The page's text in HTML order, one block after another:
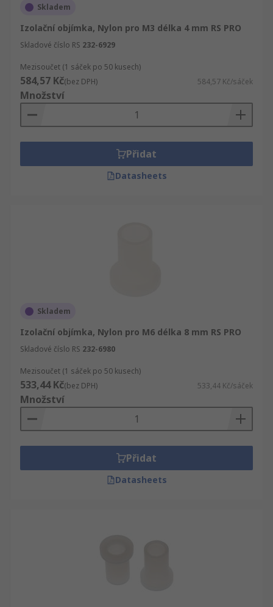
Skladem
Izolační objímka, Nylon pro M3 délka 4 mm RS PRO
Skladové číslo RS 232-6929
Mezisoučet (1 sáček po 50 kusech)
584,57 Kč(bez DPH) 584,57 Kč/sáček
Množství
Přidat
Datasheets
Skladem
Izolační objímka, Nylon pro M6 délka 8 mm RS PRO
Skladové číslo RS 232-6980
Mezisoučet (1 sáček po 50 kusech)
533,44 Kč(bez DPH) 533,44 Kč/sáček
Množství
Přidat
Datasheets